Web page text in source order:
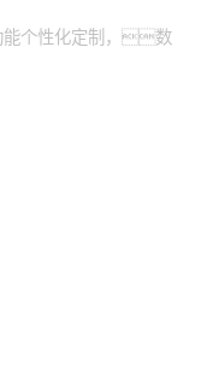
个性化定制，数